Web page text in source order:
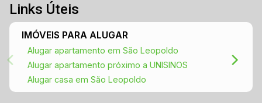
Links Úteis
IMÓVEIS PARA ALUGAR
Alugar apartamento em São Leopoldo
Alugar apartamento próximo a UNISINOS
Alugar casa em São Leopoldo